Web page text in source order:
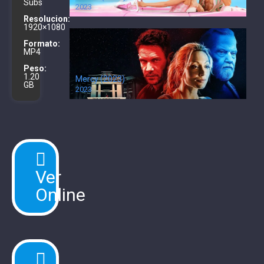
Subs
Resolucion:
1920×1080
Formato:
MP4
Peso:
1.20
GB
Ver
Online
2023
Mercy (2023)
2023